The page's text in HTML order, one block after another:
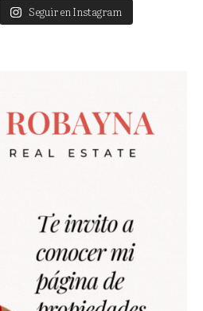
Seguir en Instagram